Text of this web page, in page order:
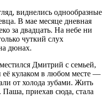
виднелись однообразные
В мае месяце дневная
за двадцать. На небе ни
чуткий слух
дюнах.
Дмитрий с семьей,
её кулаком в любом месте —
от холода зубами. Жить
Паша, приехав сюда, стала